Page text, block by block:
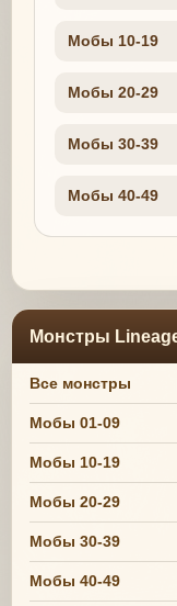
Мобы 10-19
Мобы 20-29
Мобы 30-39
Мобы 40-49
Монстры
Все монстры
Мобы 01-09
Мобы 10-19
Мобы 20-29
Мобы 30-39
Мобы 40-49